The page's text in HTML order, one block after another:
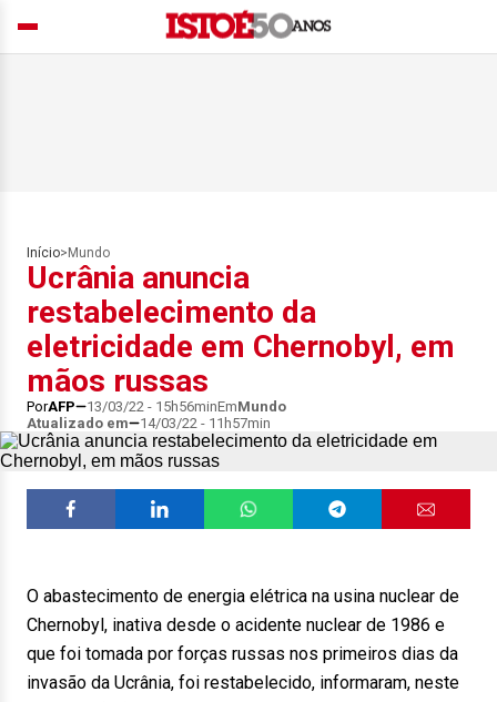
Início> Mundo
Ucrânia anuncia
restabelecimento da
eletricidade em Chernobyl, em
mãos russas
PorAFP 13/03/22 - 15h56minEmMundo
Atualizado em
14/03/22 - 11h57min
O abastecimento de energia elétrica na usina nuclear de
Chernobyl, inativa desde o acidente nuclear de 1986 e
que foi tomada por forças russas nos primeiros dias da
invasão da Ucrânia, foi restabelecido, informaram, neste